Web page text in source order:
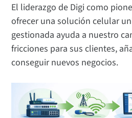
El liderazgo de Digi como
ofrecer una solución celular
gestionada ayuda a nuestro
fricciones para sus clientes,
conseguir nuevos negocios.